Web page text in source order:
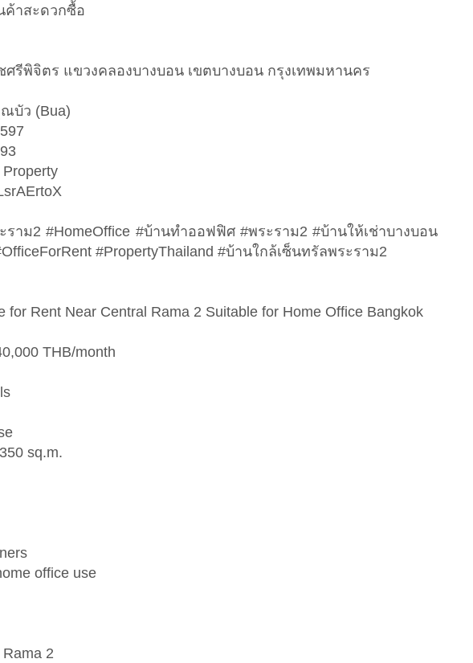
ค้าสะดวกซื้อ
รีพิจิตร แขวงคลองบางบอน เขตบางบอน กรุงเทพมหานคร
บัว (Bua)
ราม2 #HomeOffice #บ้านทำออฟฟิศ #พระราม2 #บ้านให้เช่าบางบอน
#PropertyThailand #บ้านใกล้เซ็นทรัลพระราม2
for Rent Near Central Rama 2 Suitable for Home Office Bangkok
THB/month
sq.m.
office use
2